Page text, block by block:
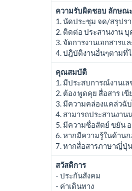
ความรับผิดชอบ ลักษณ
1. นัดประชุม จด/สรุปร
2. ติดต่อ ประสานงาน
3. จัดการงานเอกสารแ
4. ปฎิบัติงานอื่นๆตามที่
คุณสมบัติ
1. มีประสบการณ์งานเ
2. ต้อง พูดคุย สื่อสาร เ
3. มีความคล่องแคล่วฉั
4. สามารถประสานงาน
5. มีความซื่อสัตย์ ขยัน
6. หากมีความรู้ในด้าน
7. หากสื่อสารภาษาญี่ปุ่
สวัสดิการ
- ประกันสังคม
- ค่าเดินทาง